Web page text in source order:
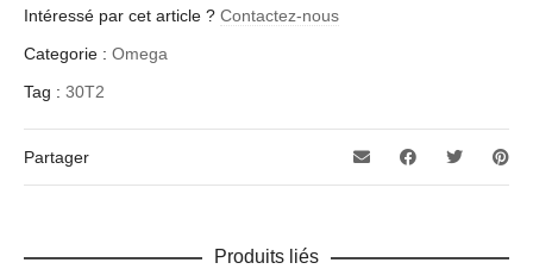
Intéressé par cet article ? Contactez-nous
Categorie : Omega
Tag : 30T2
Partager
Produits liés